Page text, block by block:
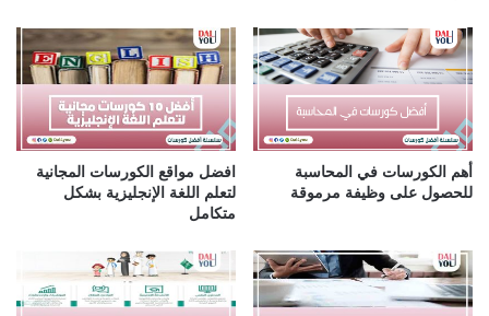
ي
أهم الكورسات في المحاسبة
للحصول على وظيفة مرموقة
افضل مواقع الكورسات المجانية
لتعلم اللغة الإنجليزية بشكل
متكامل